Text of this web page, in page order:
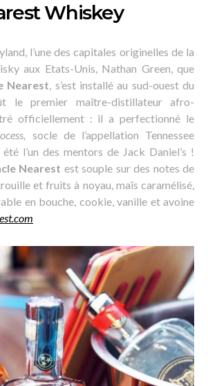
Whiskey
l’une des capitales originelles de la
aux Etats-Unis, Nathan Green, que
Nearest, s’est installé au sud-ouest du
le premier maître-distillateur afro-
officiellement : il a perfectionné le
socle de l’appellation Tennessee
l’un des mentors de Jack Daniel’s !
Nearest est souple sur des notes de
et fruits à noyau, maïs caramélisé,
en bouche, cookie, vanille et avoine